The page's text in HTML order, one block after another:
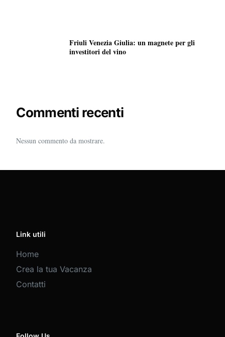
Friuli Venezia Giulia: un magnete per gli
investitori del vino
Commenti recenti
Nessun commento da mostrare.
Link utili
Home
Crea la tua Vacanza
Contatti